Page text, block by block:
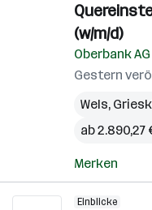
(w/m/d)
Oberbank AG
Gestern
Wels,
ab
Merken
Einblicke